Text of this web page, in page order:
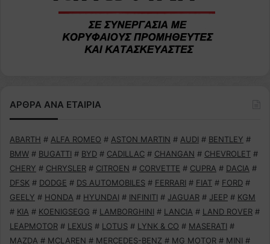
ΑΡΘΡΑ ΑΝΑ ΕΤΑΙΡΙΑ
ABARTH # ALFA ROMEO # ASTON MARTIN # AUDI # BENTLEY #
BMW # BUGATTI # BYD # CADILLAC # CHANGAN # CHEVROLET #
CHERY # CHRYSLER # CITROEN # CORVETTE # CUPRA # DACIA #
DFSK # DODGE # DS AUTOMOBILES # FERRARI # FIAT # FORD #
GEELY # HONDA # HYUNDAI # INFINITI # JAGUAR # JEEP # KGM
# KIA # KOENIGSEGG # LAMBORGHINI # LANCIA # LAND ROVER #
LEAPMOTOR # LEXUS # LOTUS # LYNK & CO # MASERATI #
MAZDA # MCLAREN # MERCEDES-BENZ # MG MOTOR # MINI #